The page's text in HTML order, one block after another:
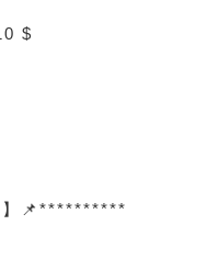
$
】📌**********